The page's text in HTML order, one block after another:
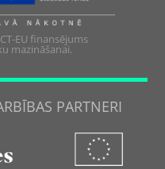
EU finansējums
mazināšanai.
PARTNERI